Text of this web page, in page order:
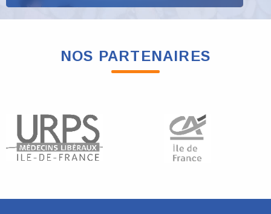
NOS PARTENAIRES